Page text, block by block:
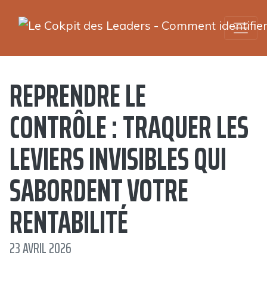
REPRENDRE LE
CONTRÔLE : TRAQUER LES
LEVIERS INVISIBLES QUI
SABORDENT VOTRE
RENTABILITÉ
23 AVRIL 2026